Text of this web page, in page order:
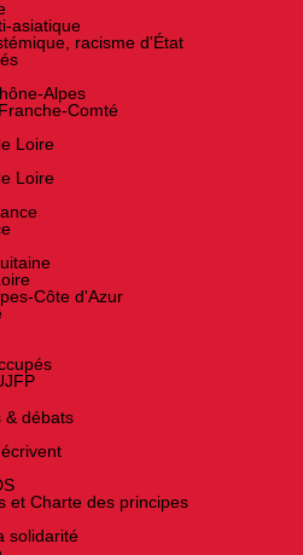
asiatique
racisme d'État
Alpes
Comté
Loire
Loire
Côte d'Azur
& débats
et Charte des principes
solidarité